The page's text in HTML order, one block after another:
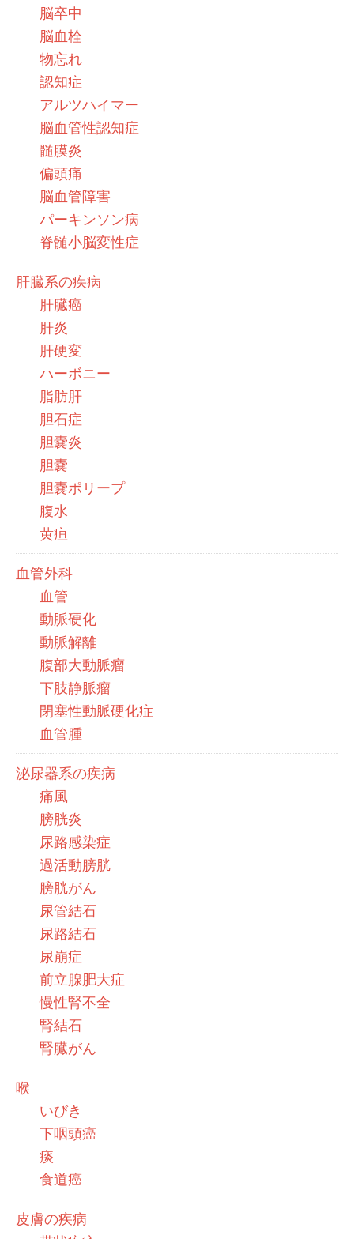
脳卒中
脳血栓
物忘れ
認知症
アルツハイマー
脳血管性認知症
髄膜炎
偏頭痛
脳血管障害
パーキンソン病
脊髄小脳変性症
肝臓系の疾病
肝臓癌
肝炎
肝硬変
ハーボニー
脂肪肝
胆石症
胆嚢炎
胆嚢
胆嚢ポリープ
腹水
黄疸
血管外科
血管
動脈硬化
動脈解離
腹部大動脈瘤
下肢静脈瘤
閉塞性動脈硬化症
血管腫
泌尿器系の疾病
痛風
膀胱炎
尿路感染症
過活動膀胱
膀胱がん
尿管結石
尿路結石
尿崩症
前立腺肥大症
慢性腎不全
腎結石
腎臓がん
喉
いびき
下咽頭癌
痰
食道癌
皮膚の疾病